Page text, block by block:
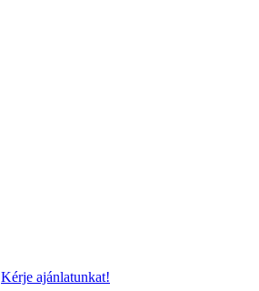
Kérje ajánlatunkat!